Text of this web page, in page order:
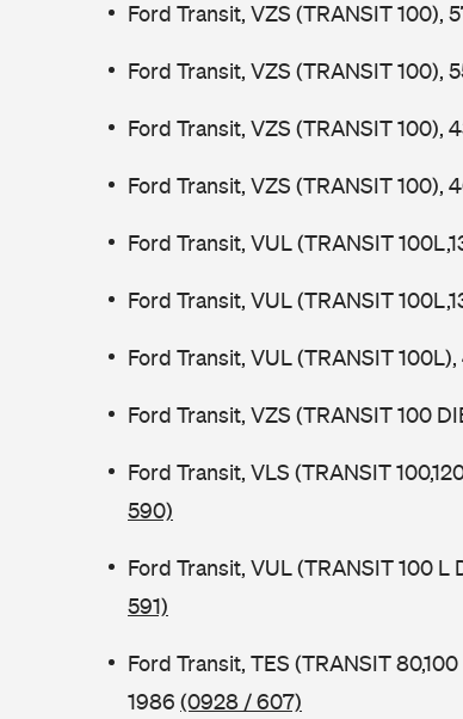
Ford Transit, VZS (TRANSIT 100),
Ford Transit, VZS (TRANSIT 100),
Ford Transit, VZS (TRANSIT 100),
Ford Transit, VZS (TRANSIT 100),
Ford Transit, VUL (TRANSIT
Ford Transit, VUL (TRANSIT
Ford Transit, VUL (TRANSIT
Ford Transit, VZS (TRANSIT 100
Ford Transit, VLS (TRANSIT
590)
Ford Transit, VUL (TRANSIT 100
591)
Ford Transit, TES (TRANSIT
1986 (0928 / 607)